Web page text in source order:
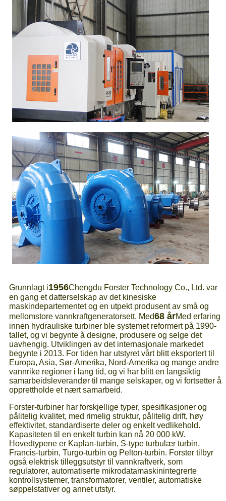
Grunnlagt i1956Chengdu Forster Technology Co., Ltd. var
en gang et datterselskap av det kinesiske
maskindepartementet og en utpekt produsent av små og
mellomstore vannkraftgeneratorsett. Med68 årMed erfaring
innen hydrauliske turbiner ble systemet reformert på 1990-
tallet, og vi begynte å designe, produsere og selge det
uavhengig. Utviklingen av det internasjonale markedet
begynte i 2013. For tiden har utstyret vårt blitt eksportert til
Europa, Asia, Sør-Amerika, Nord-Amerika og mange andre
vannrike regioner i lang tid, og vi har blitt en langsiktig
samarbeidsleverandør til mange selskaper, og vi fortsetter å
opprettholde et nært samarbeid.
Forster-turbiner har forskjellige typer, spesifikasjoner og
pålitelig kvalitet, med rimelig struktur, pålitelig drift, høy
effektivitet, standardiserte deler og enkelt vedlikehold.
Kapasiteten til en enkelt turbin kan nå 20 000 kW.
Hovedtypene er Kaplan-turbin, S-type turbulær turbin,
Francis-turbin, Turgo-turbin og Pelton-turbin. Forster tilbyr
også elektrisk tilleggsutstyr til vannkraftverk, som
regulatorer, automatiserte mikrodatamaskinintegrerte
kontrollsystemer, transformatorer, ventiler, automatiske
søppelstativer og annet utstyr.